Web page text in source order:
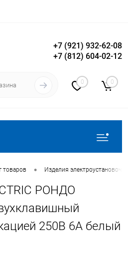
Вход Регистрация
+7 (921) 932-62-08
+7 (812) 604-02-12
0 0
товаров • Изделия
РОНДО
250В 6А белый